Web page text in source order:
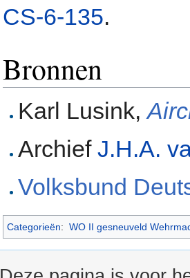
CS-6-135.
Bronnen
Karl Lusink,
ArchiefJ.H.A.
Volksbund
Categorieën: WO II gesneuveld